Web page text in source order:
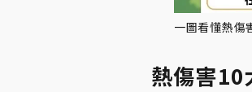
一圖看懂熱傷
熱傷害10